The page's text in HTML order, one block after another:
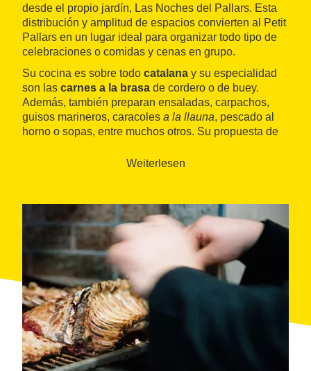
desde el propio jardín, Las Noches del Pallars. Esta
distribución y amplitud de espacios convierten al Petit
Pallars en un lugar ideal para organizar todo tipo de
celebraciones o comidas y cenas en grupo.
Su cocina es sobre todo catalana y su especialidad
son las carnes a la brasa de cordero o de buey.
Además, también preparan ensaladas, carpachos,
guisos marineros, caracoles a la llauna, pescado al
horno o sopas, entre muchos otros. Su propuesta de
platos de otros lugares. Además, los postres son
doce denominaciones de origen.
El Petit Pallars permite disfrutar de un ambiente
tranquilo, relajado y amable en pleno Camp de
Tarragona, ideal para compartir una comida con
amigos o familia y también para hacer sus famosas
calçotadesde temporada precisamente en la zona
donde este producto es más popular. Abre los viernes,
fines de semana y festivos.
Weiterlesen